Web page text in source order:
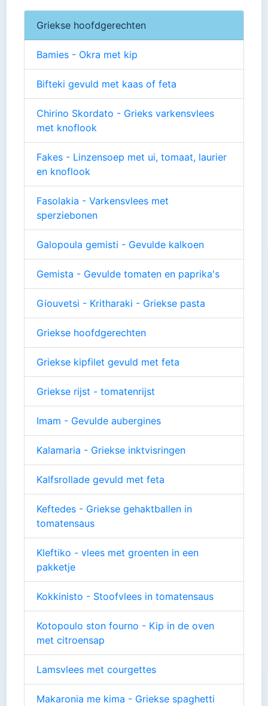
Griekse hoofdgerechten
Bamies - Okra met kip
Bifteki gevuld met kaas of feta
Chirino Skordato - Grieks varkensvlees
met knoflook
Fakes - Linzensoep met ui, tomaat, laurier
en knoflook
Fasolakia - Varkensvlees met
sperziebonen
Galopoula gemisti - Gevulde kalkoen
Gemista - Gevulde tomaten en paprika's
Giouvetsi - Kritharaki - Griekse pasta
Griekse hoofdgerechten
Griekse kipfilet gevuld met feta
Griekse rijst - tomatenrijst
Imam - Gevulde aubergines
Kalamaria - Griekse inktvisringen
Kalfsrollade gevuld met feta
Keftedes - Griekse gehaktballen in
tomatensaus
Kleftiko - vlees met groenten in een
pakketje
Kokkinisto - Stoofvlees in tomatensaus
Kotopoulo ston fourno - Kip in de oven
met citroensap
Lamsvlees met courgettes
Makaronia me kima - Griekse spaghetti